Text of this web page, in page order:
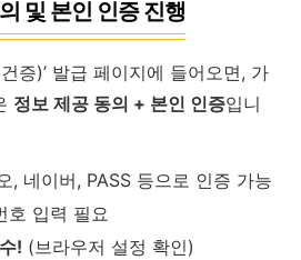
및 본인 인증 진행
증)’ 발급 페이지에 들어오면, 가
정보 제공 동의 + 본인 인증입니
, 네이버, PASS 등으로 인증 가능
호 입력 필요
! (브라우저 설정 확인)